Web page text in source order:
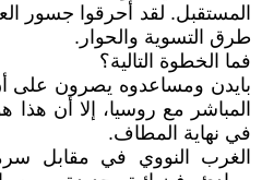
المستقبل. لقد أحرقوا جسور
طرق التسوية والحوار.
فما الخطوة التالية؟
بايدن ومساعدوه يصرون على
المباشر مع روسيا، إلا أن
في نهاية المطاف.
الغرب النووي في مقابل